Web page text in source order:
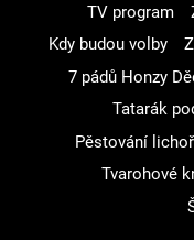
TV program
Kdy budou volby
7 pádů Honzy
Tatarák
Pěstování
Tvarohové